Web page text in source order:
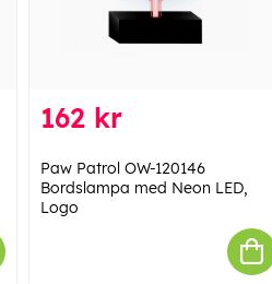
162 kr
Paw Patrol OW-120146
Bordslampa med Neon LED,
Logo